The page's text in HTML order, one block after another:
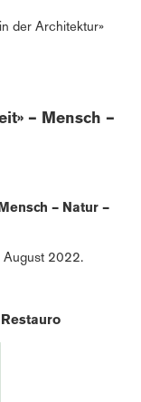
der Architektur»
– Mensch –
– Natur –
August 2022.